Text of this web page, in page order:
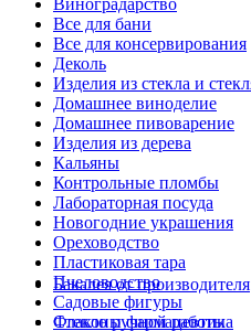
Виноградарство
Все для бани
Все для консервирования
Деколь
Изделия из стекла и
Домашнее виноделие
Домашнее пивоварение
Изделия из дерева
Кальяны
Контрольные пломбы
Лабораторная посуда
Новогодние украшения
Ореховодство
Пластиковая тара
Пчеловодство
Садовые фигуры
Стекло ручной работы
Бакалея от производителя
Флаконы фармацевтика